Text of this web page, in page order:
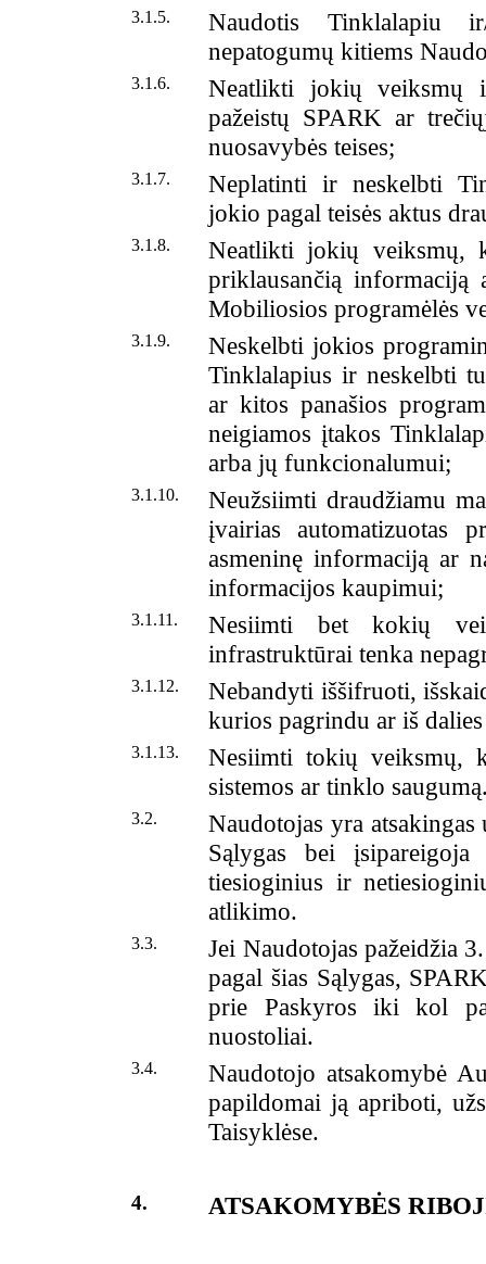
3.1.5.
Naudotis Tinklalapiu
nepatogumų kitiems
3.1.6.
Neatlikti jokių veiksmų
pažeistų SPARK ar
nuosavybės teises;
3.1.7.
Neplatinti ir neskelbti
jokio pagal teisės aktus
3.1.8.
Neatlikti jokių veiksmų,
priklausančią
Mobiliosios programėlės
3.1.9.
Neskelbti jokios
Tinklalapius ir neskelbti
ar kitos panašios
neigiamos įtakos
arba jų funkcionalumui;
3.1.10.
Neužsiimti draudžiamu
įvairias automatizuotas
asmeninę informaciją ar
informacijos kaupimui;
3.1.11.
Nesiimti bet kokių
infrastruktūrai tenka
3.1.12.
Nebandyti iššifruoti,
kurios pagrindu ar iš
3.1.13.
Nesiimti tokių veiksmų,
sistemos ar tinklo
3.2.
Naudotojas yra
Sąlygas bei
tiesioginius ir
atlikimo.
3.3.
Jei Naudotojas pažeidžia
pagal šias Sąlygas,
prie Paskyros iki kol
nuostoliai.
3.4.
Naudotojo atsakomybė
papildomai ją apriboti,
Taisyklėse.
4. ATSAKOMYBĖS